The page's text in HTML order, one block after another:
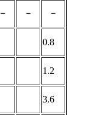
－ － －
0.8
1.2
3.6